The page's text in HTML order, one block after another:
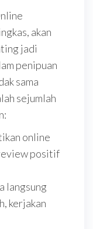
akan
jadi
penipuan
sama
sejumlah
online
positif
langsung
kerjakan